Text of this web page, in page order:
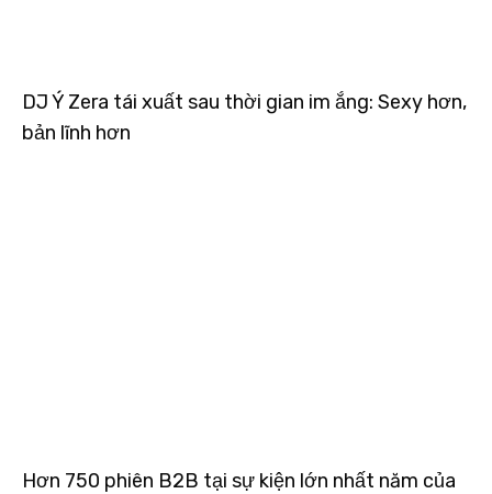
DJ Ý Zera tái xuất sau thời gian im ắng: Sexy hơn,
bản lĩnh hơn
Hơn 750 phiên B2B tại sự kiện lớn nhất năm của